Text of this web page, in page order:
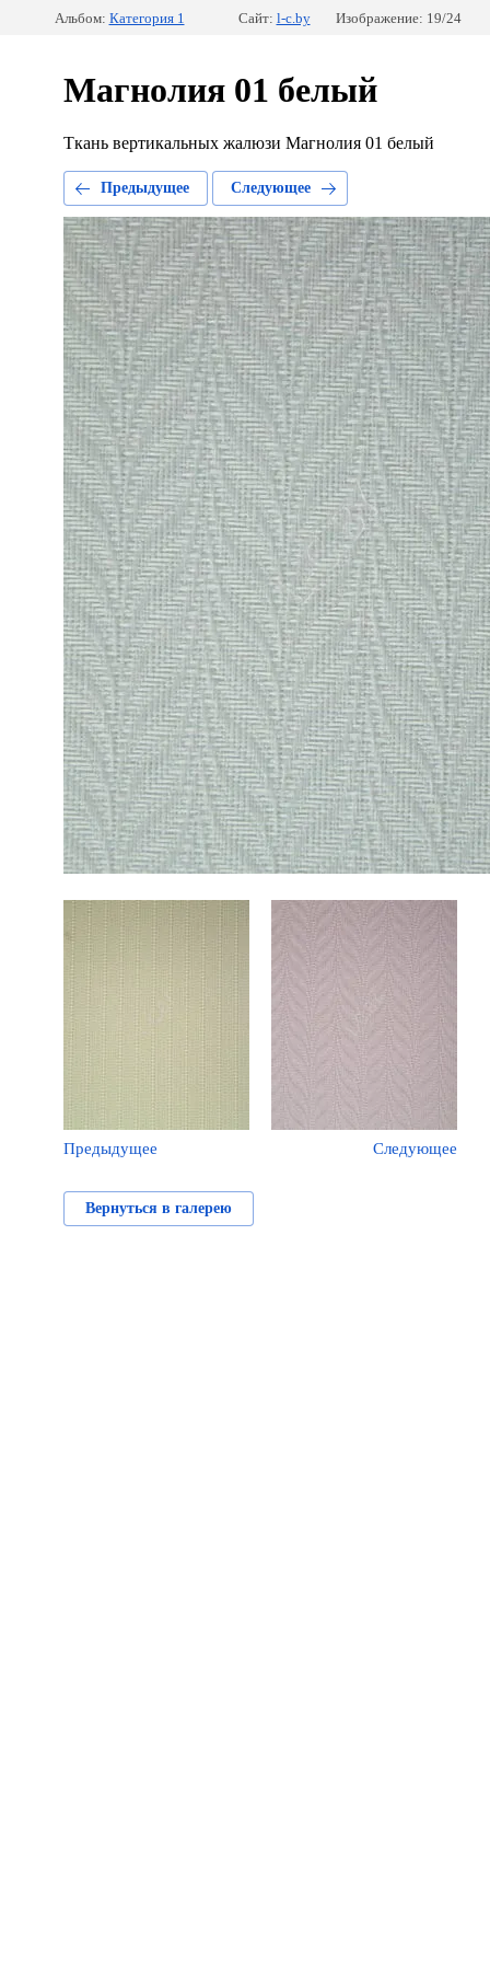
Альбом: Категория 1 Сайт: l-c.by Изображение: 19/24
Магнолия 01 белый
Ткань вертикальных жалюзи Магнолия 01 белый
Предыдущее Следующее
Предыдущее Следующее
Вернуться в галерею